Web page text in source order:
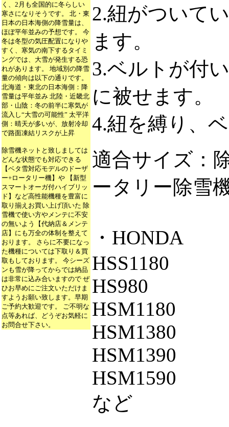
く、2月も全国的に冬らしい
寒さになりそうです。 北・東
日本の日本海側の降雪量は、
ほぼ平年並みの予想です。 今
冬は冬型の気圧配置になりや
すく、寒気の南下するタイミ
ングでは、大雪が発生する恐
れがあります。 地域別の降雪
量の傾向は以下の通りです。
北海道・東北の日本海側：降
雪量は平年並み 北陸・近畿北
部・山陰：冬の前半に寒気が
流入し“大雪の可能性” 太平洋
側：晴天が多いが、放射冷却
で路面凍結リスクが上昇
除雪機ネットと致しましては
どんな状態でも対応できる
【ベタ雪対応モデルのドーザ
ー+ロータリー機】や 【新型
スマートオーガ付ハイブリッ
ド】など高性能機種を豊富に
取り揃えお買い上げ頂いた 除
雪機で使い方やメンテに不安
の無いよう【代納店＆メンテ
店】にも万全の体制を整えて
おります。 さらに不要になっ
た機種については下取り＆買
取もしております。 今シーズ
ンも雪が降ってからでは納品
は非常に込み合いますので ぜ
ひお早めにご注文いただけま
すようお願い致します。早期
ご予約大歓迎です。 ご不明な
点等あれば、どうぞお気軽に
お問合せ下さい。
2.紐がついて
ます。
3.ベルトが付
に被せます。
4.紐を縛り、
適合サイズ：
ータリー除雪
・HONDA
HSS1180
HS980
HSM1180
HSM1380
HSM1390
HSM1590
など